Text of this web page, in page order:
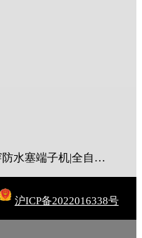
全自动穿胶壳端子机|全自动穿防水塞端子机|全自动穿热缩管端子机|全自动穿护套端子机|全自动穿号码管端子机|全自动端子机|全自动穿防水栓端子机|端子压着机|端子压接机|静音端子机|多芯线端子机|护套线端子机|全自动排线端子机|新能源大平方压接机|电脑剥线机|自动剥线机|裁线机|剥线机
沪ICP备2022016338号